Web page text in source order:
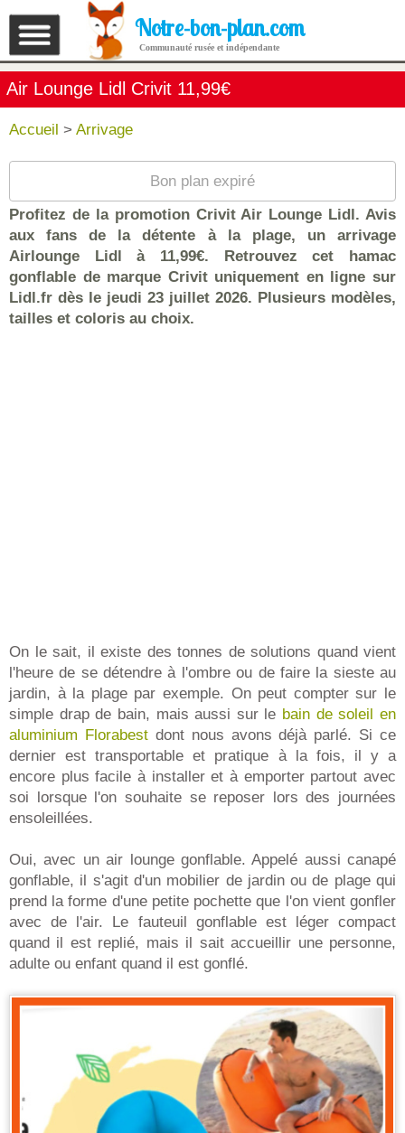
Notre-bon-plan.com
Communauté rusée et indépendante
Air Lounge Lidl Crivit 11,99€
Accueil > Arrivage
Bon plan expiré
Profitez de la promotion Crivit Air Lounge Lidl. Avis
aux fans de la détente à la plage, un arrivage
Airlounge Lidl à 11,99€. Retrouvez cet hamac
gonflable de marque Crivit uniquement en ligne sur
Lidl.fr dès le jeudi 23 juillet 2026. Plusieurs modèles,
tailles et coloris au choix.
On le sait, il existe des tonnes de solutions quand vient
l'heure de se détendre à l'ombre ou de faire la sieste au
jardin, à la plage par exemple. On peut compter sur le
simple drap de bain, mais aussi sur le bain de soleil en
aluminium Florabestdont nous avons déjà parlé. Si ce
dernier est transportable et pratique à la fois, il y a
encore plus facile à installer et à emporter partout avec
soi lorsque l'on souhaite se reposer lors des journées
ensoleillées.
Oui, avec un air lounge gonflable. Appelé aussi canapé
gonflable, il s'agit d'un mobilier de jardin ou de plage qui
prend la forme d'une petite pochette que l'on vient gonfler
avec de l'air. Le fauteuil gonflable est léger compact
quand il est replié, mais il sait accueillir une personne,
adulte ou enfant quand il est gonflé.